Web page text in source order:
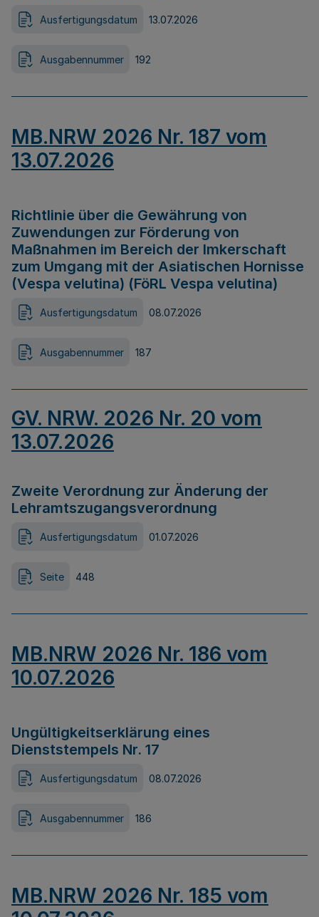
Ausfertigungsdatum 13.07.2026
Ausgabennummer 192
MB.NRW 2026 Nr. 187 vom
13.07.2026
Richtlinie über die Gewährung von
Zuwendungen zur Förderung von
Maßnahmen im Bereich der Imkerschaft
zum Umgang mit der Asiatischen Hornisse
(Vespa velutina) (FöRL Vespa velutina)
Ausfertigungsdatum 08.07.2026
Ausgabennummer 187
GV. NRW. 2026 Nr. 20 vom
13.07.2026
Zweite Verordnung zur Änderung der
Lehramtszugangsverordnung
Ausfertigungsdatum 01.07.2026
Seite 448
MB.NRW 2026 Nr. 186 vom
10.07.2026
Ungültigkeitserklärung eines
Dienststempels Nr. 17
Ausfertigungsdatum 08.07.2026
Ausgabennummer 186
MB.NRW 2026 Nr. 185 vom